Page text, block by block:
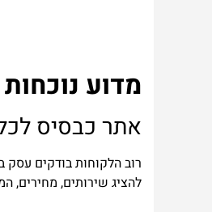
מדוע
אתר כבסיס
רוב הלקוחות בודקים
להציג שירותים, מחירים,